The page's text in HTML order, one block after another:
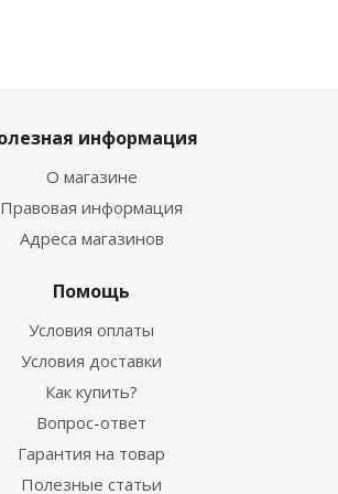
информация
О магазине
Правовая информация
Адреса магазинов
Помощь
Условия оплаты
Условия доставки
Как купить?
Вопрос-ответ
Гарантия на товар
Полезные статьи